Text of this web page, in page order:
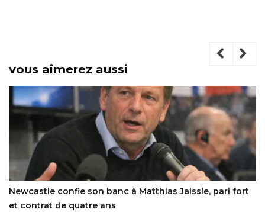
vous aimerez aussi
banc à Matthias Jaissle, pari fort
ans
Espagne :